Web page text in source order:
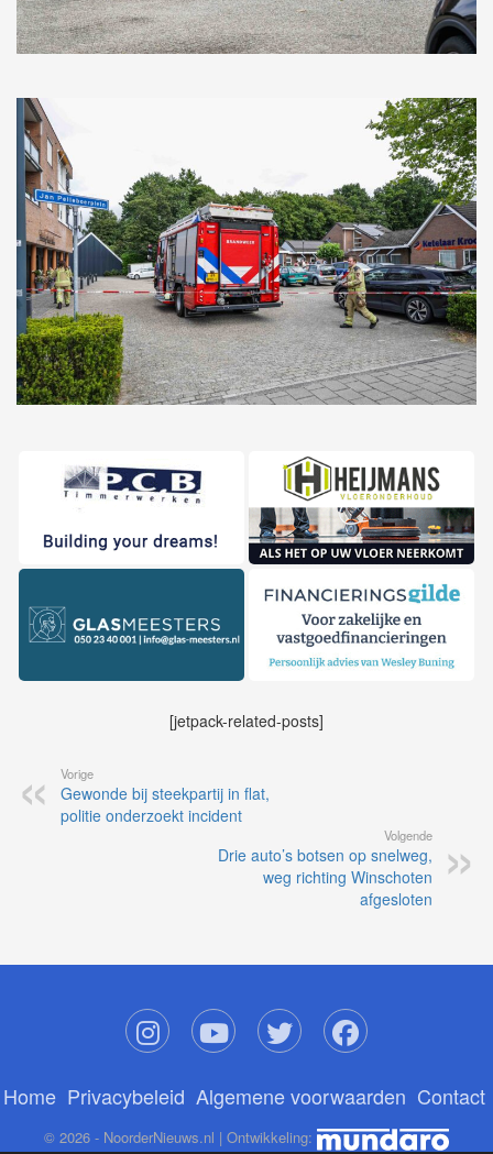
[jetpack-related-posts]
Vorige
Gewonde bij steekpartij in flat,
politie onderzoekt incident
Volgende
Drie auto’s botsen op snelweg,
weg richting Winschoten
afgesloten
Home Privacybeleid Algemene voorwaarden Contact
© 2026 - NoorderNieuws.nl | Ontwikkeling: